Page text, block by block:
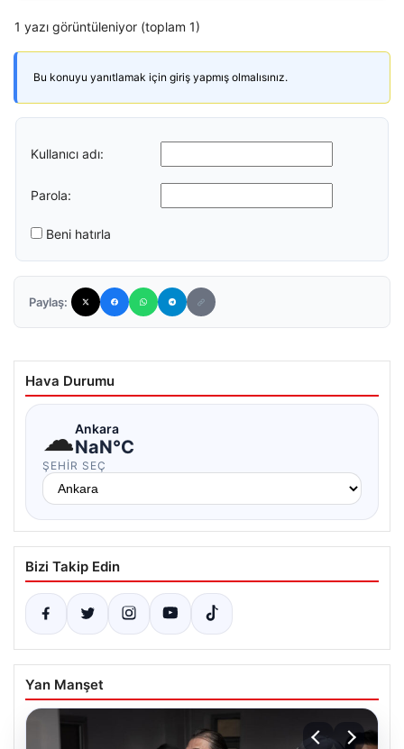
1 yazı görüntüleniyor (toplam 1)
Bu konuyu yanıtlamak için giriş yapmış olmalısınız.
Kullanıcı adı:
Parola:
Beni hatırla
Paylaş:
Hava Durumu
☁Ankara
NaN°C
ŞEHIR SEÇ
Bizi Takip Edin
Yan Manşet